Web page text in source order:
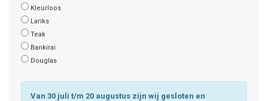
Kleurloos
Lariks
Teak
Bankirai
Douglas
Van 30 juli t/m 20 augustus zijn wij gesloten en